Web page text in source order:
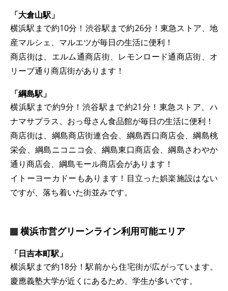
「大倉山駅」
横浜駅まで約10分！渋谷駅まで約26分！東急ストア、地
産マルシェ、マルエツが毎日の生活に便利！
商店街は、エルム通商店街、レモンロード通商店街、オ
リーブ通り商店街があります！
「綱島駅」
横浜駅まで約9分！渋谷駅まで約21分！東急ストア、ハ
ナマサプラス、おっ母さん食品館が毎日の生活に便利！
商店街は、綱島商店街連合会、綱島西口商店会、綱島桃
栄会、綱島ニコニコ会、綱島東口商店会、綱島さわやか
通り商店会、綱島モール商店会があります！
イトーヨーカドーもあります！目立った娯楽施設はない
ですが、落ち着いた街並みです。
横浜市営グリーンライン利用可能エリア
「日吉本町駅」
横浜駅まで約18分！駅前から住宅街が広がっています。
慶應義塾大学が近くにあるため、学生が多いです。